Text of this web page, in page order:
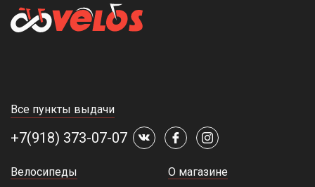
Все пункты выдачи
+7(918) 373-07-07
Велосипеды
О магазине